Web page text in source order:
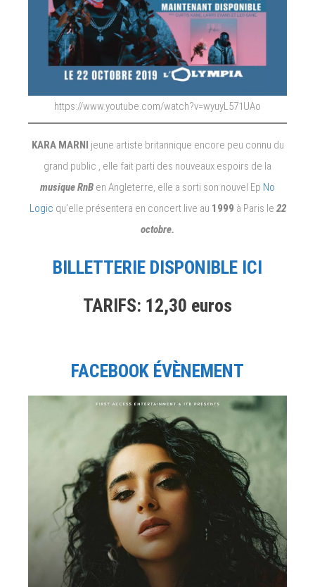
https://www.youtube.com/watch?v=wyuyL571UAo
KARA MARNI jeune artiste britannique encore peu connu du
grand public , elle fait parti des nouveaux espoirs de la
musique RnB en Angleterre, elle a sorti son nouvel Ep No
Logic qu’elle présentera en concert live au 1999 à Paris le 22
octobre.
BILLETTERIE DISPONIBLE ICI
TARIFS: 12,30 euros
FACEBOOK ÉVÈNEMENT